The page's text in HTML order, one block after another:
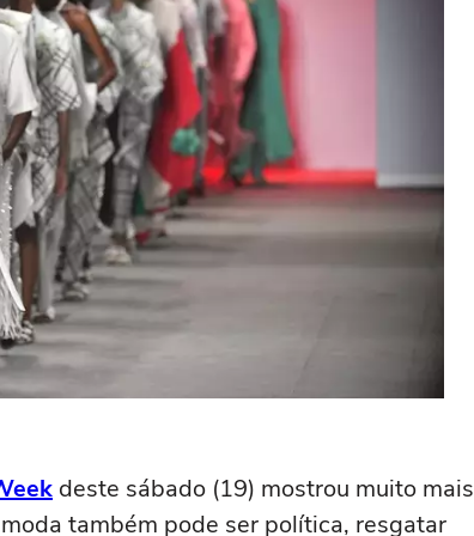
deste sábado (19) mostrou muito mais
também pode ser política, resgatar